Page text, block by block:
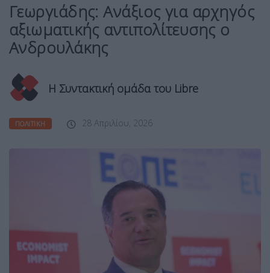
Γεωργιάδης: Ανάξιος για αρχηγός
αξιωματικής αντιπολίτευσης ο
Ανδρουλάκης
Η Συντακτική ομάδα του Libre
ΠΟΛΙΤΙΚΉ 28 Απριλίου, 2026